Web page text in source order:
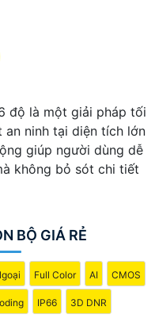
độ là một giải pháp tối
ninh tại diện tích lớn
giúp người dùng dễ
không bỏ sót chi tiết
BỘ GIÁ RẺ
Full Color AI CMOS
IP66 3D DNR